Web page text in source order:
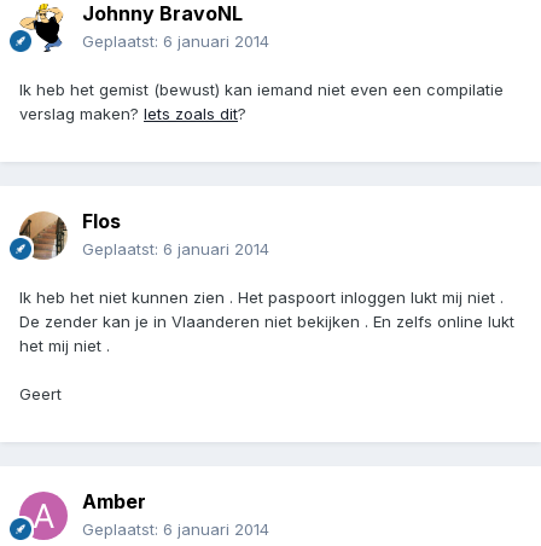
Johnny BravoNL
Geplaatst: 6 januari 2014
Ik heb het gemist (bewust) kan iemand niet even een compilatie
verslag maken? Iets zoals dit?
Flos
Geplaatst: 6 januari 2014
Ik heb het niet kunnen zien . Het paspoort inloggen lukt mij niet .
De zender kan je in Vlaanderen niet bekijken . En zelfs online lukt
het mij niet .
Geert
Amber
Geplaatst: 6 januari 2014